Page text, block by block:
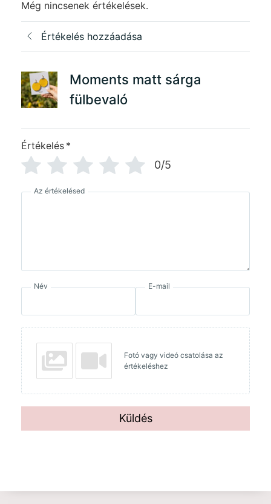
Még nincsenek értékelések.
Értékelés hozzáadása
Moments matt sárga
fülbevaló
Értékelés *
0/5
Az értékelésed
Név E-mail
Fotó vagy videó csatolása az
értékeléshez
Küldés